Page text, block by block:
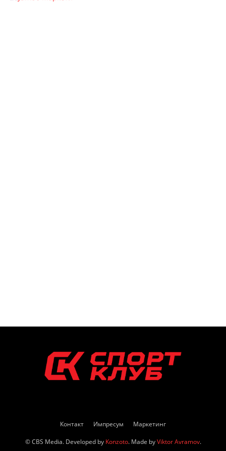
Контакт Импресум Маркетинг
© CBS Media. Developed by Konzoto. Made byViktor Avramov.